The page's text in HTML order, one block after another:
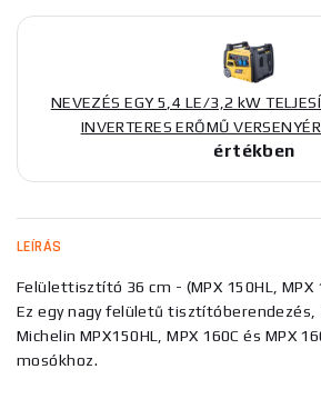
NEVEZÉS EGY 5,4 LE/3,2 kW
INVERTERES ERŐMŰ
értékben
LEÍRÁS
Felülettisztító 36 cm - (MPX 150HL, MPX
Ez egy nagy felületű tisztítóberendezés,
Michelin MPX150HL, MPX 160C és MPX
mosókhoz.